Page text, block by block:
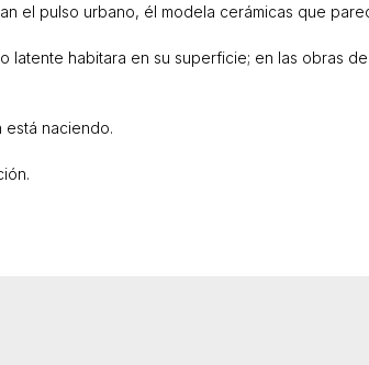
el pulso urbano, él modela cerámicas que
latente habitara en su superficie; en las obras de
está naciendo.